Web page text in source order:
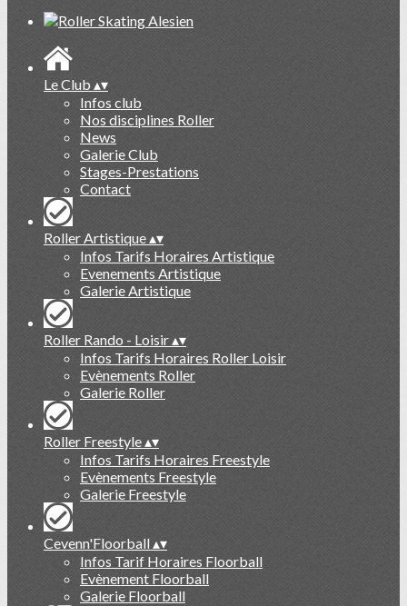
Le Club▴▾
Infos club
Nos disciplines Roller
News
Galerie Club
Stages-Prestations
Contact
Roller Artistique▴▾
Infos Tarifs Horaires Artistique
Evenements Artistique
Galerie Artistique
Roller Rando - Loisir▴▾
Infos Tarifs Horaires Roller Loisir
Evènements Roller
Galerie Roller
Roller Freestyle▴▾
Infos Tarifs Horaires Freestyle
Evènements Freestyle
Galerie Freestyle
Cevenn'Floorball▴▾
Infos Tarif Horaires Floorball
Evènement Floorball
Galerie Floorball